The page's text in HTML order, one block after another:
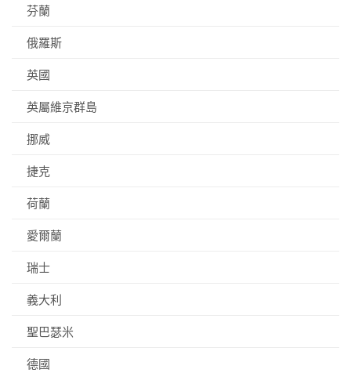
芬蘭
俄羅斯
英國
英屬維京群島
挪威
捷克
荷蘭
愛爾蘭
瑞士
義大利
聖巴瑟米
德國